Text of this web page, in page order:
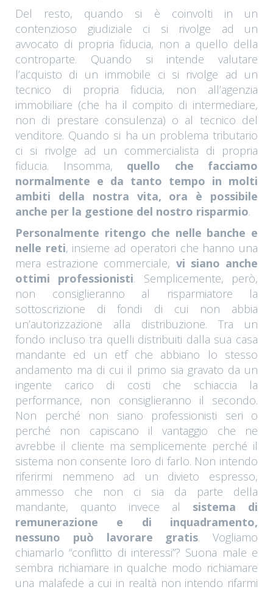
Del resto, quando si è coinvolti in un
contenzioso giudiziale ci si rivolge ad un
avvocato di propria fiducia, non a quello della
controparte. Quando si intende valutare
l’acquisto di un immobile ci si rivolge ad un
tecnico di propria fiducia, non all’agenzia
immobiliare (che ha il compito di intermediare,
non di prestare consulenza) o al tecnico del
venditore. Quando si ha un problema tributario
ci si rivolge ad un commercialista di propria
fiducia. Insomma, quello che facciamo
normalmente e da tanto tempo in molti
ambiti della nostra vita, ora è possibile
anche per la gestione del nostro risparmio.
Personalmente ritengo che nelle banche e
nelle reti, insieme ad operatori che hanno una
mera estrazione commerciale, vi siano anche
ottimi professionisti. Semplicemente, però,
non consiglieranno al risparmiatore la
sottoscrizione di fondi di cui non abbia
un’autorizzazione alla distribuzione. Tra un
fondo incluso tra quelli distribuiti dalla sua casa
mandante ed un etf che abbiano lo stesso
andamento ma di cui il primo sia gravato da un
ingente carico di costi che schiaccia la
performance, non consiglieranno il secondo.
Non perché non siano professionisti seri o
perché non capiscano il vantaggio che ne
avrebbe il cliente ma semplicemente perché il
sistema non consente loro di farlo. Non intendo
riferirmi nemmeno ad un divieto espresso,
ammesso che non ci sia da parte della
mandante, quanto invece al sistema di
remunerazione e di inquadramento,
nessuno può lavorare gratis. Vogliamo
chiamarlo “conflitto di interessi”? Suona male e
sembra richiamare in qualche modo richiamare
una malafede a cui in realtà non intendo rifarmi